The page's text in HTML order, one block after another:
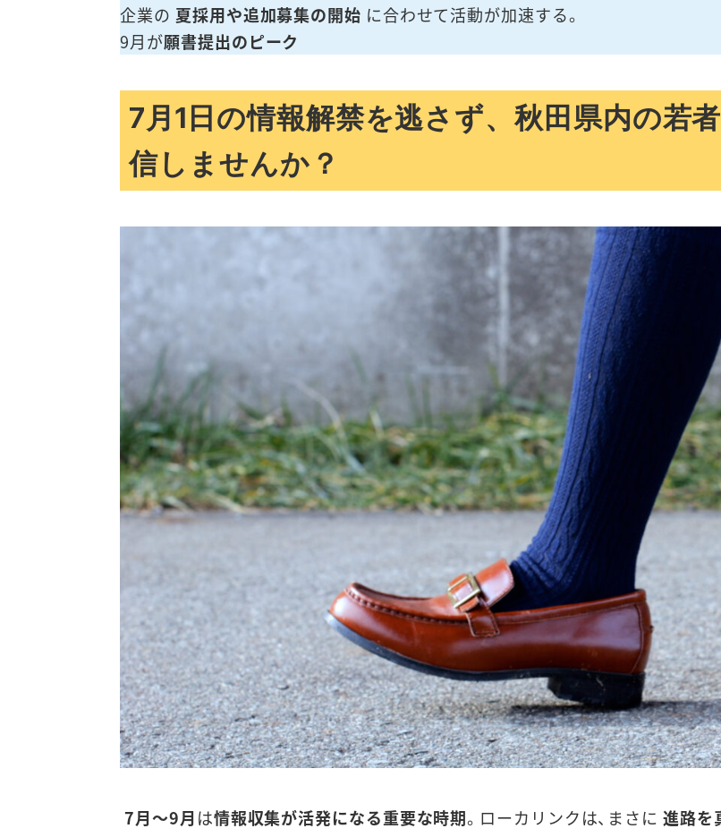
企業の 夏採用や追加募集の開始 に合わせて活動が加速する。
9月が願書提出のピーク
7月1日の情報解禁を逃さず、秋田県内の若
信しませんか？
7月～9月は情報収集が活発になる重要な時期。ローカリンクは、まさに 進路を